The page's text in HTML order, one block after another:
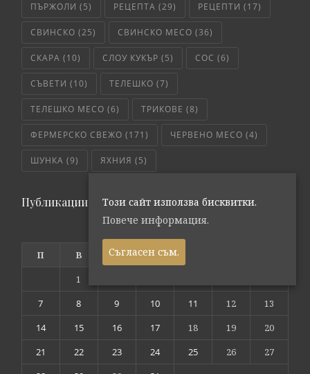
ПЪРЖОЛИ (5) РЕЦЕПТА (29) РЕЦЕПТИ (17)
СВИНСКО (25) СВИНСКО МЕСО (36)
СКАРА (10) СЛОУ КУКЪР (5) СОС (6)
СЪВЕТИ (10) ТЕЛЕШКО (7)
ТЕЛЕШКО МЕСО (6) ТРИКОВЕ (8)
ФЕРМЕРСКО СВЕЖО (171) ЧЕРВЕНО МЕСО (4)
ШУНКА (9) ЯХНИЯ (5)
Публикации по дата
януари 2019
П В С Ч
1
7
8 9 10 11 12
13
14
15 16 17 18 19
20
21
22 23 24 25 26
27
Този сайт използва бисквитки.
Повече информация.
Съгласен съм.